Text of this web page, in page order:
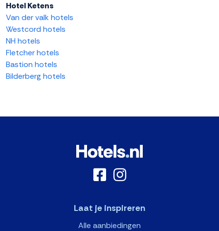
Hotel Ketens
Van der valk hotels
Westcord hotels
NH hotels
Fletcher hotels
Bastion hotels
Bilderberg hotels
Laat je inspireren
Alle aanbiedingen